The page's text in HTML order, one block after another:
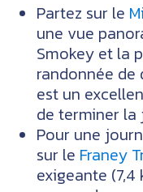
Partez sur le
une vue
Smokey et la
randonnée
est un
de terminer la
Pour une
sur le Franey
exigeante